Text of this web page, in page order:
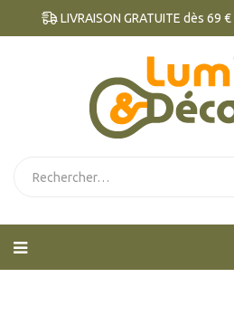
LIVRAISON GRATUITE dès 69 € |